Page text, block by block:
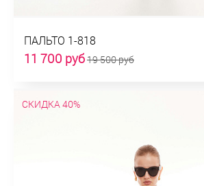
ПАЛЬТО 1-818
11 700 руб19 500 руб
СКИДКА 40%